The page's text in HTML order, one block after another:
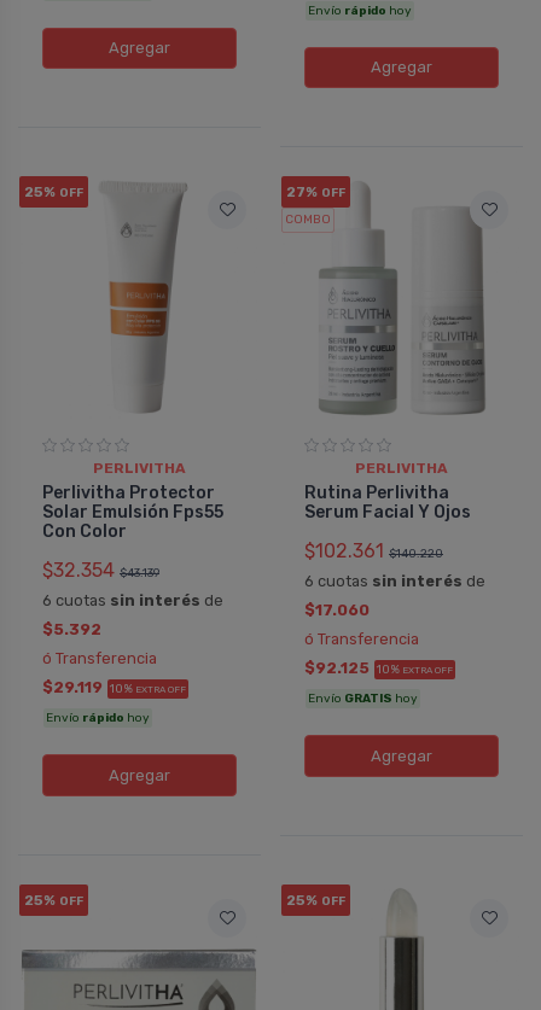
Agregar
Envío rápido hoy
Agregar
25% OFF
PERLIVITHA
Perlivitha Protector
Solar Emulsión Fps55
Con Color
$32.354 $43.139
6 cuotas sin interés de
$5.392
ó Transferencia
$29.119 10% EXTRA OFF
Envío rápido hoy
Agregar
27% OFF
COMBO
PERLIVITHA
Rutina Perlivitha
Serum Facial Y Ojos
$102.361 $140.220
6 cuotas sin interés de
$17.060
ó Transferencia
$92.125 10% EXTRA OFF
Envío GRATIS hoy
Agregar
25% OFF 25% OFF